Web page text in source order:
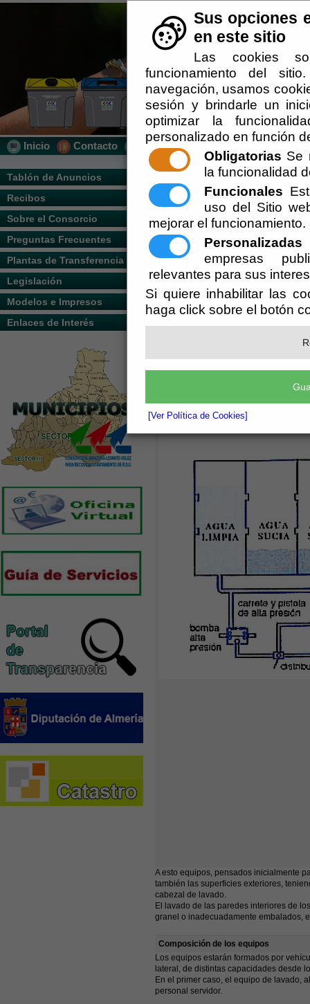
Sus opciones
en este sitio
Las cookies
funcionamiento del
navegación, usamos
sesión y brindarle un
optimizar la
personalizado en función
Obligatorias Se
la funcionalidad
Funcionales
uso del Sitio
mejorar el funcionamiento.
Personalizadas
empresas
relevantes para sus
Si quiere inhabilitar las
haga click sobre el botón
[Ver Política de Cookies]
Inicio Contacto Localización
Tablón de Anuncios
Recibos
Sobre el Consorcio
Preguntas Frecuentes
Plantas de Transferencia
Legislación
Modelos e Impresos
Enlaces de Interés
Usted se encuentra aquí:Inicio //
Escuchar
Descripción del Servicio.
A esto equipos, pensados inicialmente
también las superficies exteriores,
cabezal de lavado.
El lavado de las paredes interiores de
granel o inadecuadamente embalados,
Composición de los equipos
Los equipos estarán formados por
lateral, de distintas capacidades desde
En el primer caso, el equipo de lavado,
personal servidor.